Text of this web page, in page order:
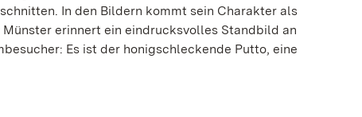
In den Bildern kommt sein Charakter als
erinnert ein eindrucksvolles Standbild an
Es ist der honigschleckende Putto, eine